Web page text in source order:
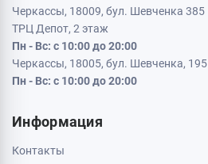
Черкассы, 18009, бул. Шевченка 385
ТРЦ Депот, 2 этаж
Пн - Вс: с 10:00 до 20:00
Черкассы, 18005, бул. Шевченка, 195
Пн - Вс: с 10:00 до 20:00
Информация
Контакты